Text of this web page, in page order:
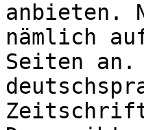
anbieten.
nämlich
Seiten